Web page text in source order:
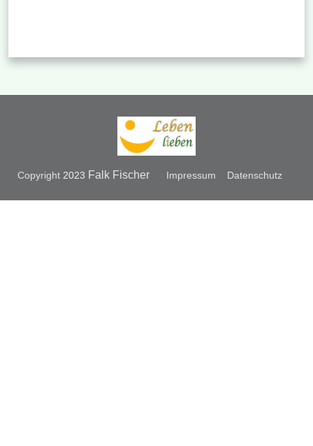
Copyright 2023 Falk Fischer Impressum Datenschutz